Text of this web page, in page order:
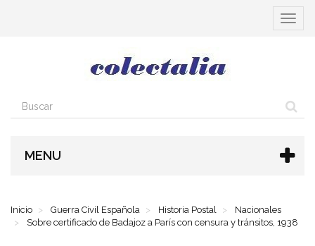
MENU
Inicio Guerra Civil Española Historia Postal
Nacionales
Sobre certificado de Badajoz a París con censura y tránsitos, 1938